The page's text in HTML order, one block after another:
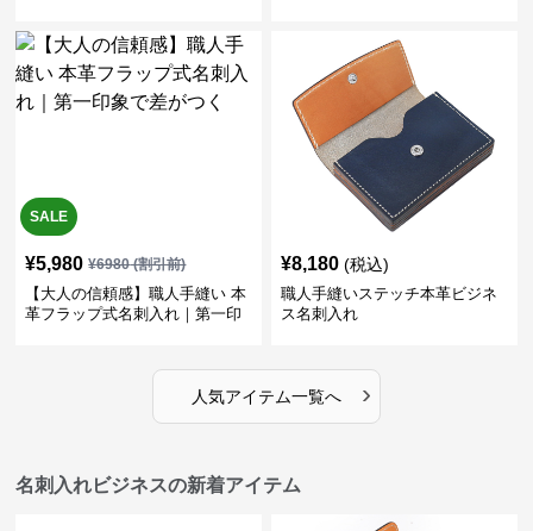
SALE
¥5,980 ¥6980(割引前)
【大人の信頼感】職人手縫い 本
革フラップ式名刺入れ｜第一印
¥8,180 (税込)
職人手縫いステッチ本革ビジネ
ス名刺入れ
人気アイテム一覧へ ›
名刺入れビジネスの新着アイテム